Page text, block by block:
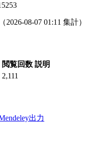
（2026-08-07 01:11 集計）
閲覧回数 説明
2,111
出力